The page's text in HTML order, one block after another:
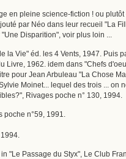
pleine science-fiction ! ou
par Néo dans leur recueil "La
Disparition", voir plus loin ...
Vie" éd. les 4 Vents, 1947. Puis
1962. idem dans "Chefs
pour Jean Arbuleau "La Chose
Moinet... lequel des trois ... on
Rivages poche n° 130, 1994.
n°59, 1991.
Passage du Styx", Le Club